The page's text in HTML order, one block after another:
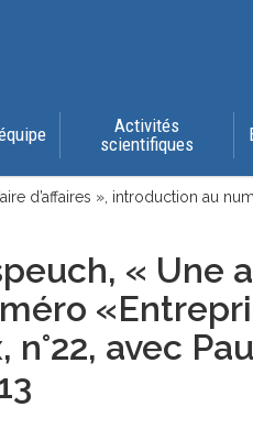
Activités
scientifiques
d’affaires », introduction au
« Une
avec